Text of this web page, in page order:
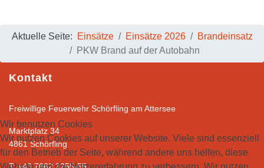
Aktuelle Seite: Einsätze Einsätze 2026
Brandeinsatz
PKW Brand auf der Autobahn
Kontakt
Freiwillige Feuerwehr Schörfling am Attersee
Marktplatz 34
4861 Schörfling
Wir benutzen Cookies
Wir nutzen Cookies auf unserer Website. Viele sind essenziell
für den Betrieb der Seite, während andere uns helfen, diese